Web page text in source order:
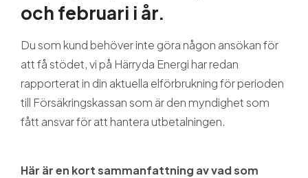
och februari i år.
Du som kund behöver inte göra någon ansökan för
att få stödet, vi på Härryda Energi har redan
rapporterat in din aktuella elförbrukning för perioden
till Försäkringskassan som är den myndighet som
fått ansvar för att hantera utbetalningen.
Här är en kort sammanfattning av vad som